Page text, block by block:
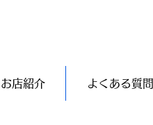
お店紹介 よくある質問